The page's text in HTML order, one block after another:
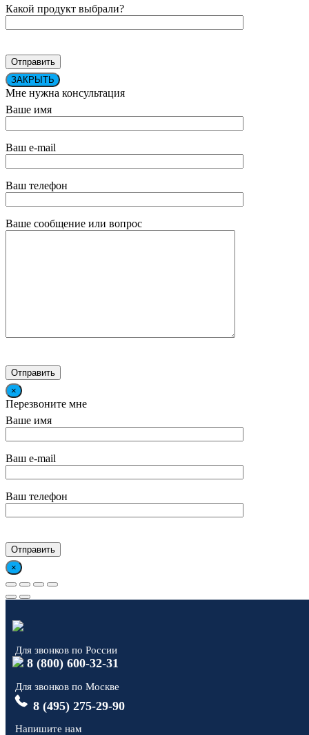
Какой продукт выбрали?
ЗАКРЫТЬ
Мне нужна консультация
Ваше имя
Ваш e-mail
Ваш телефон
Ваше сообщение или вопрос
×
Перезвоните мне
Ваше имя
Ваш e-mail
Ваш телефон
×
Для звонков по России
8 (800) 600-32-31
Для звонков по Москве
8 (495) 275-29-90
Напишите нам